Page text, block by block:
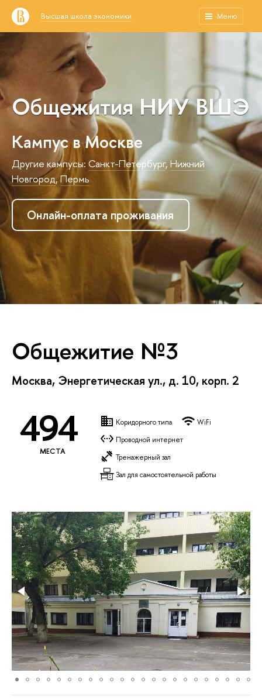
Высшая школа экономики Меню
Общежития НИУ ВШЭ
Кампус в Москве
Другие кампусы: Санкт-Петербург,Нижний
Новгород,Пермь
Онлайн-оплата проживания
Общежитие №3
Москва, Энергетическая ул., д. 10, корп. 2
494
МЕСТА
Коридорного типа
WiFi
Проводной интернет
Тренажерный зал
Зал для самостоятельной работы